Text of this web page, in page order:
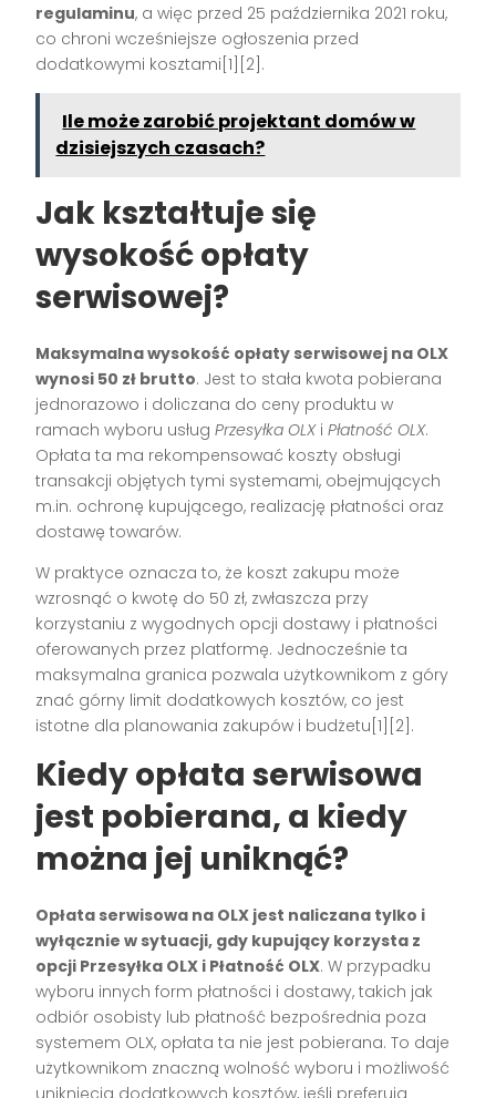
regulaminu, a więc przed 25 października 2021 roku,
co chroni wcześniejsze ogłoszenia przed
dodatkowymi kosztami[1][2].
Ile może zarobić projektant domów w
dzisiejszych czasach?
Jak kształtuje się
wysokość opłaty
serwisowej?
Maksymalna wysokość opłaty serwisowej na OLX
wynosi 50 zł brutto. Jest to stała kwota pobierana
jednorazowo i doliczana do ceny produktu w
ramach wyboru usługPrzesyłka OLXiPłatność OLX.
Opłata ta ma rekompensować koszty obsługi
transakcji objętych tymi systemami, obejmujących
m.in. ochronę kupującego, realizację płatności oraz
dostawę towarów.
W praktyce oznacza to, że koszt zakupu może
wzrosnąć o kwotę do 50 zł, zwłaszcza przy
korzystaniu z wygodnych opcji dostawy i płatności
oferowanych przez platformę. Jednocześnie ta
maksymalna granica pozwala użytkownikom z góry
znać górny limit dodatkowych kosztów, co jest
istotne dla planowania zakupów i budżetu[1][2].
Kiedy opłata serwisowa
jest pobierana, a kiedy
można jej uniknąć?
Opłata serwisowa na OLX jest naliczana tylko i
wyłącznie w sytuacji, gdy kupujący korzysta z
opcji Przesyłka OLX i Płatność OLX. W przypadku
wyboru innych form płatności i dostawy, takich jak
odbiór osobisty lub płatność bezpośrednia poza
systemem OLX, opłata ta nie jest pobierana. To daje
użytkownikom znaczną wolność wyboru i możliwość
uniknięcia dodatkowych kosztów, jeśli preferują